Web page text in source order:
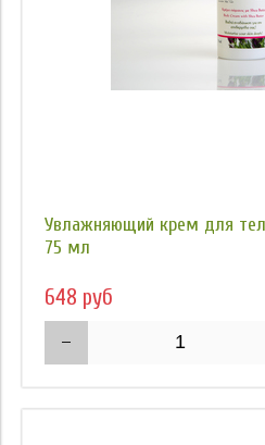
Увлажняющий крем для
75 мл
648 руб